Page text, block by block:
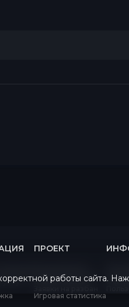
проекта
услуг
ПРОЕКТ
Администраторы
Список банов
Игровая статистика
работы сайта.